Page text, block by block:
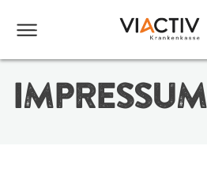
IMPRESSUM